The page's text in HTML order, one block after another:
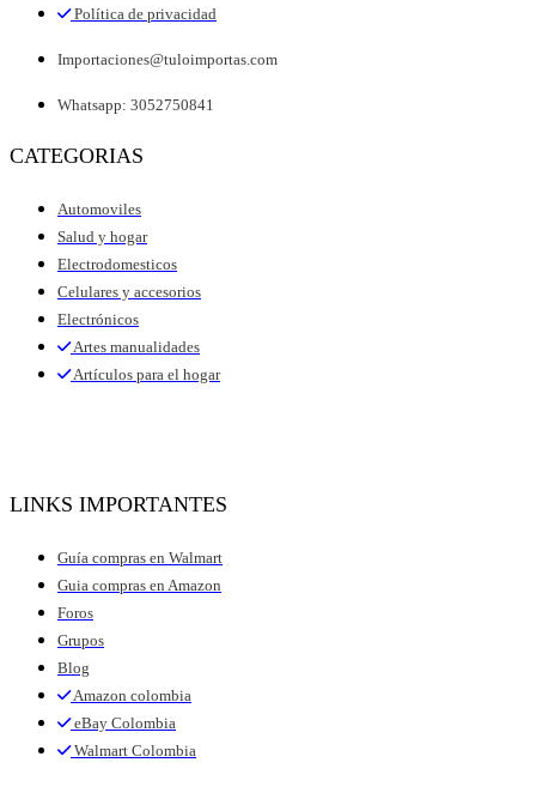
Política de privacidad
Importaciones@tuloimportas.com
Whatsapp: 3052750841
CATEGORIAS
Automoviles
Salud y hogar
Electrodomesticos
Celulares y accesorios
Electrónicos
Artes manualidades
Artículos para el hogar
LINKS IMPORTANTES
Guía compras en Walmart
Guia compras en Amazon
Foros
Grupos
Blog
Amazon colombia
eBay Colombia
Walmart Colombia